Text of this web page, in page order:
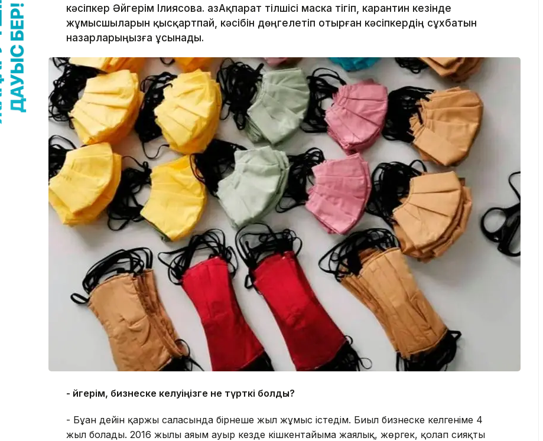
кәсіпкер Әйгерім Ілиясова. ҚазАқпарат тілшісі маска тігіп, карантин кезінде
жұмысшыларын қысқартпай, кәсібін дөңгелетіп отырған кәсіпкердің сұхбатын
назарларыңызға ұсынады.
- Әйгерім, бизнеске келуіңізге не түрткі болды?
- Бұған дейін қаржы саласында бірнеше жыл жұмыс істедім. Биыл бизнеске келгеніме 4
жыл болады. 2016 жылы аяғым ауыр кезде кішкентайыма жаялық, жөргек, қолғап сияқты